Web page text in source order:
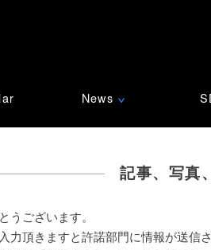
News ∨
記事、写真
うございます。
力頂きますと許諾部門に情報が送信